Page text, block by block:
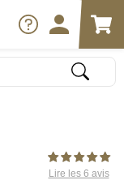
Lire les 6 avis